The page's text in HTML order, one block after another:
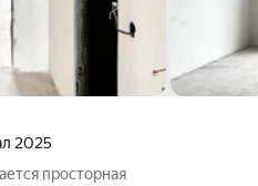
2025
просторная